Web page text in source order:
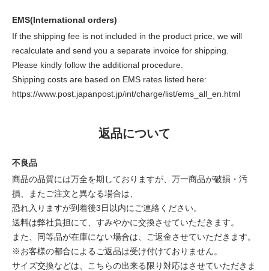
EMS(International orders)
If the shipping fee is not included in the product price, we will
recalculate and send you a separate invoice for shipping.
Please kindly follow the additional procedure.
Shipping costs are based on EMS rates listed here:
https://www.post.japanpost.jp/int/charge/list/ems_all_en.html
返品について
不良品
商品の品質には万全を期しておりますが、万一商品が破損・汚
損、またご注文と異なる場合は、
恐れ入りますが到着後3日以内にご連絡ください。
送料は弊社負担にて、すみやかに交換させていただきます。
また、同等品が在庫にない場合は、ご返金させていただきます。
※お客様の都合によるご返品は受け付けておりません。
サイズ交換などは、こちらの出来る限り対応はさせていただきま